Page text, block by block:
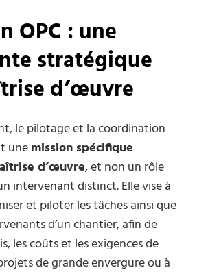
OPC : une
stratégique
d’œuvre
le pilotage et la coordination
unemission spécifique
d’œuvre, et non un rôle
intervenant distinct. Elle vise à
et piloter les tâches ainsi que
d’un chantier, afin de
les coûts et les exigences de
de grande envergure ou à